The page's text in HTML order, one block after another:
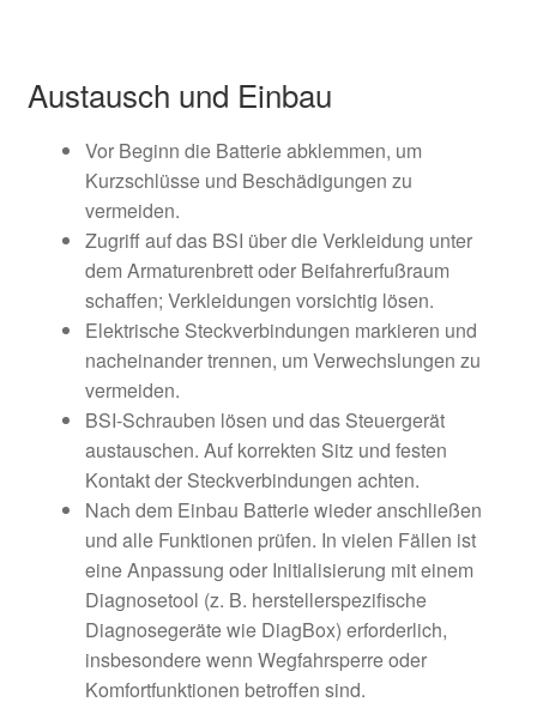
Austausch und Einbau
Vor Beginn die Batterie abklemmen, um
Kurzschlüsse und Beschädigungen zu
vermeiden.
Zugriff auf das BSI über die Verkleidung unter
dem Armaturenbrett oder Beifahrerfußraum
schaffen; Verkleidungen vorsichtig lösen.
Elektrische Steckverbindungen markieren und
nacheinander trennen, um Verwechslungen zu
vermeiden.
BSI-Schrauben lösen und das Steuergerät
austauschen. Auf korrekten Sitz und festen
Kontakt der Steckverbindungen achten.
Nach dem Einbau Batterie wieder anschließen
und alle Funktionen prüfen. In vielen Fällen ist
eine Anpassung oder Initialisierung mit einem
Diagnosetool (z. B. herstellerspezifische
Diagnosegeräte wie DiagBox) erforderlich,
insbesondere wenn Wegfahrsperre oder
Komfortfunktionen betroffen sind.